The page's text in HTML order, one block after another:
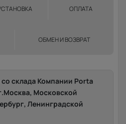
ОПЛАТА
ОБМЕН И ВОЗВРАТ
склада Компании Porta
Московской
Ленинградской